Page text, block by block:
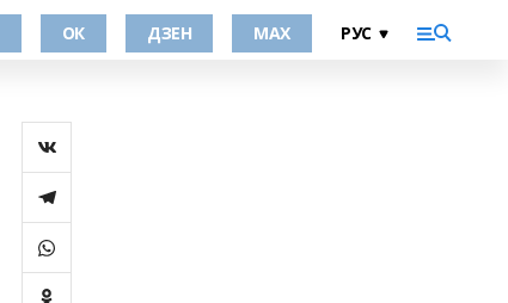
ОК ДЗЕН MAX